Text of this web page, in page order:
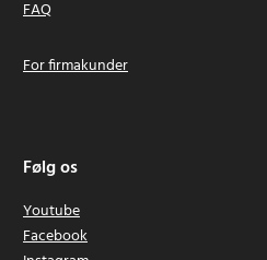
FAQ
For firmakunder
Følg os
Youtube
Facebook